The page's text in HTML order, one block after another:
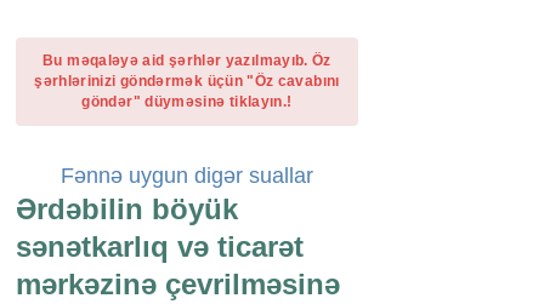
Bu məqaləyə aid şərhlər yazılmayıb. Öz
şərhlərinizi göndərmək üçün "Öz cavabını
göndər" düyməsinə tiklayın.!
Fənnə uygun digər suallar
Ərdəbilin böyük
sənətkarlıq və ticarət
mərkəzinə çevrilməsinə